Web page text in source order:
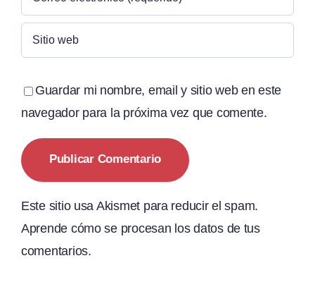
Guardar mi nombre, email y sitio web en este
navegador para la próxima vez que comente.
Este sitio usa Akismet para reducir el spam.
Aprende cómo se procesan los datos de tus
comentarios.